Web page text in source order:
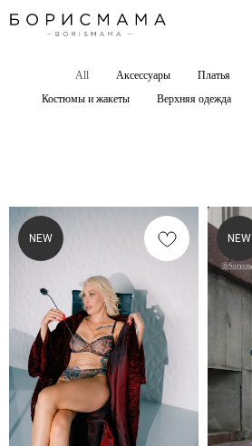
All Аксессуары Платья
Костюмы и жакеты
Верхняя одежда
NEW NEW